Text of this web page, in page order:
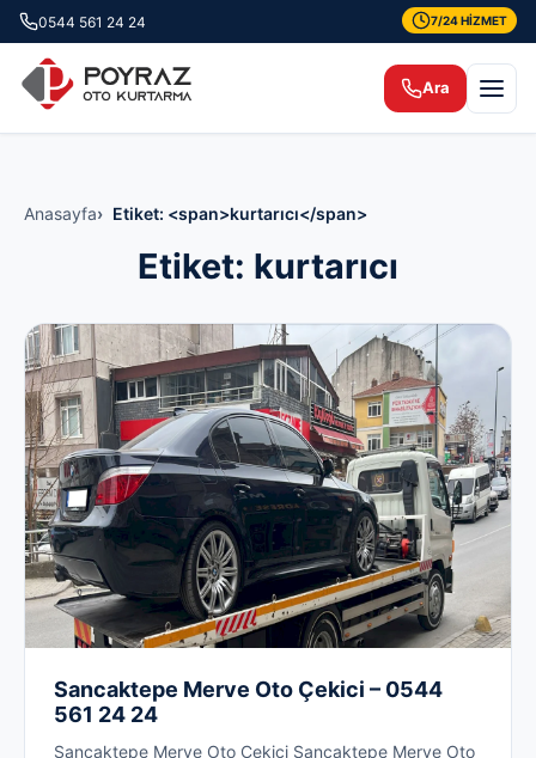
0544 561 24 24 7/24 HİZMET
Ara
Anasayfa Etiket: <span>kurtarıcı</span>
Etiket: kurtarıcı
Sancaktepe Merve Oto Çekici – 0544
561 24 24
Sancaktepe Merve Oto Çekici Sancaktepe Merve Oto